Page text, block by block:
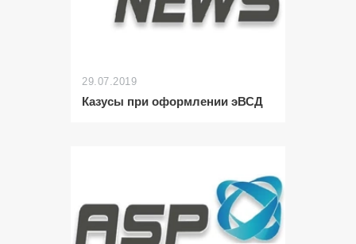
29.07.2019
Казусы при оформлении эВСД